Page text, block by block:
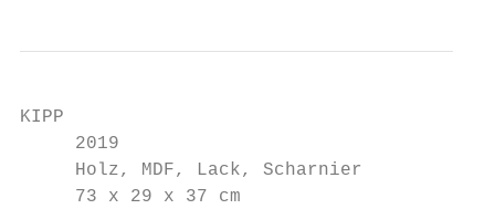
KIPP
     2019
     Holz, MDF, Lack, Scharnier
     73 x 29 x 37 cm